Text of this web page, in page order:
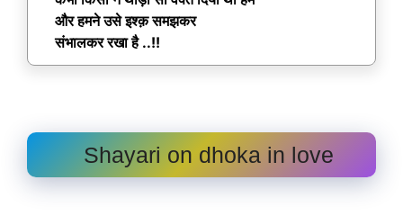
और हमने उसे इश्क़ समझकर
संभालकर रखा है ..!!
Shayari on dhoka in love